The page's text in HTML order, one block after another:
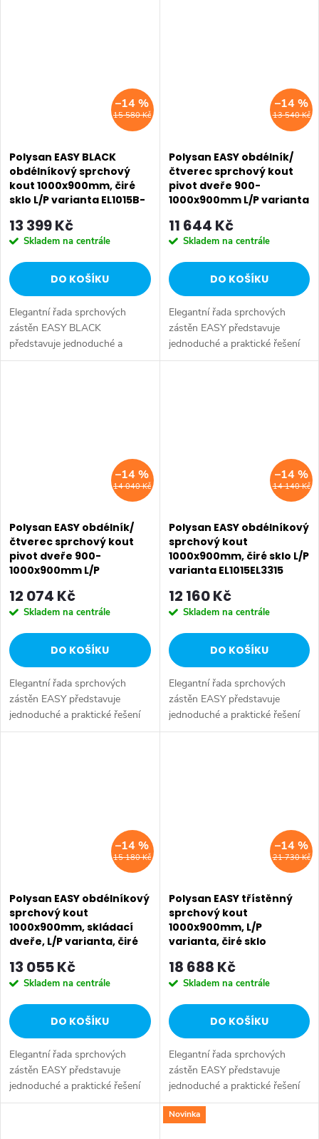
15 580 Kč
–14 %
Polysan EASY BLACK
obdélníkový sprchový
kout 1000x900mm, čiré
sklo L/P varianta EL1015B-
13 399 Kč
Skladem na centrále
DO KOŠÍKU
Elegantní řada sprchových
zástěn EASY BLACK
představuje jednoduché a
praktické řešení pro sprchování
13 540 Kč
–14 %
Polysan EASY obdélník/
čtverec sprchový kout
pivot dveře 900-
1000x900mm L/P varianta
11 644 Kč
Skladem na centrále
DO KOŠÍKU
Elegantní řada sprchových
zástěn EASY představuje
jednoduché a praktické řešení
pro sprchování ve svěžím a
14 040 Kč
–14 %
Polysan EASY obdélník/
čtverec sprchový kout
pivot dveře 900-
1000x900mm L/P
EL1738EL3338
12 074 Kč
Skladem na centrále
DO KOŠÍKU
Elegantní řada sprchových
zástěn EASY představuje
jednoduché a praktické řešení
pro sprchování ve svěžím a
14 140 Kč
–14 %
Polysan EASY obdélníkový
sprchový kout
1000x900mm, čiré sklo L/P
varianta EL1015EL3315
12 160 Kč
Skladem na centrále
DO KOŠÍKU
Elegantní řada sprchových
zástěn EASY představuje
jednoduché a praktické řešení
pro sprchování ve svěžím a
15 180 Kč
–14 %
Polysan EASY obdélníkový
sprchový kout
1000x900mm, skládací
dveře, L/P varianta, čiré
13 055 Kč
Skladem na centrále
DO KOŠÍKU
Elegantní řada sprchových
zástěn EASY představuje
jednoduché a praktické řešení
pro sprchování ve svěžím a
21 730 Kč
–14 %
Polysan EASY třístěnný
sprchový kout
1000x900mm, L/P
varianta, čiré sklo
18 688 Kč
Skladem na centrále
DO KOŠÍKU
Elegantní řada sprchových
zástěn EASY představuje
jednoduché a praktické řešení
pro sprchování ve svěžím a
lehkém designu. Zástěny s
Novinka